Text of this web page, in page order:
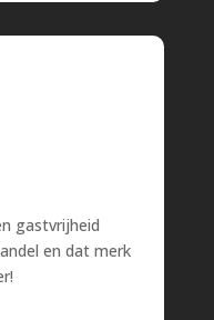
gastvrijheid
en dat merk